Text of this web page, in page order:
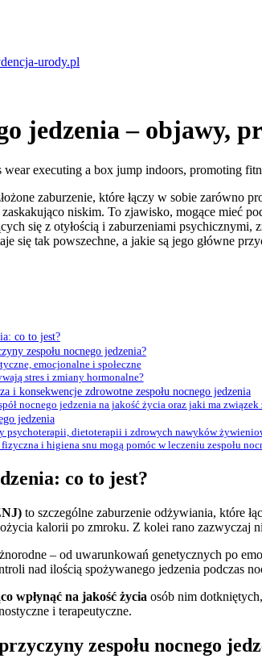
jedzenia – objawy,
zaburzenie, które łączy w sobie
niskim. To zjawisko, mogące mieć
się z otyłością i zaburzeniami
się tak powszechne, a jakie są jego główne
co to jest?
zespołu nocnego jedzenia?
emocjonalne i społeczne
stres i zmiany hormonalne?
i konsekwencje zdrowotne zespołu nocnego jedzenia
nocnego jedzenia na jakość życia oraz jaki ma
jedzenia
psychoterapii, dietoterapii i zdrowych nawyków
i higiena snu mogą pomóc w leczeniu zespołu
co to jest?
to szczególne zaburzenie odżywiania, które
kalorii po zmroku. Z kolei rano zazwyczaj
– od uwarunkowań genetycznych po
nad ilością spożywanego jedzenia podczas
wpłynąć na jakość życia osób nim
i terapeutyczne.
zespołu nocnego